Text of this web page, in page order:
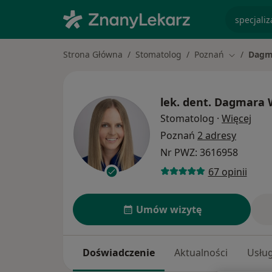
Strona Główna Stomatolog Poznań Zmień
lek. dent. Dagmara
Stomatolog · Więcej
Poznań 2 adresy
Nr PWZ: 3616958
67 opinii
Umów wizytę
Doświadczenie Aktualności